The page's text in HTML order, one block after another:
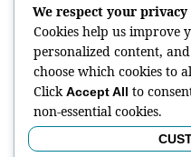
We respect your privacy
Cookies help us improve
personalized content,
choose which cookies to
Click Accept All to
non-essential cookies.